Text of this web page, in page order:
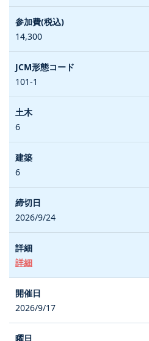
14,300
101-1
6
6
2026/9/24
詳細
2026/9/17